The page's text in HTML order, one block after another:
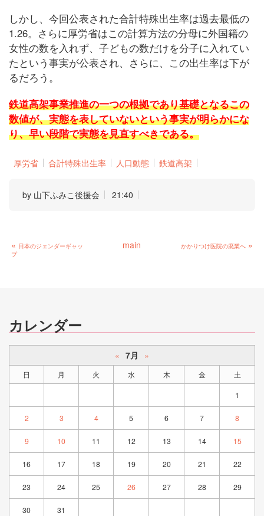
しかし、今回公表された合計特殊出生率は過去最低の
1.26。さらに厚労省はこの計算方法の分母に外国籍の
女性の数を入れず、子どもの数だけを分子に入れてい
たという事実が公表され、さらに、この出生率は下が
るだろう。
鉄道高架事業推進の一つの根拠であり基礎となるこの
数値が、実態を表していないという事実が明らかにな
り、早い段階で実態を見直すべきである。
厚労省 合計特殊出生率 人口動態 鉄道高架
by 山下ふみこ後援会 21:40
« 日本のジェンダーギャッ
プ
main かかりつけ医院の廃業へ»
カレンダー
« 7月 »
日 月 火 水 木 金 土
1
2 3 4 5 6 7 8
9 10 11 12 13 14 15
16 17 18 19 20 21 22
23 24 25 26 27 28 29
30 31